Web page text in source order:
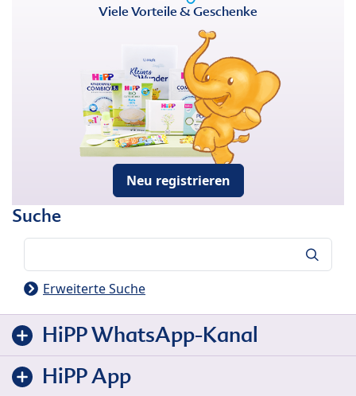
Viele Vorteile & Geschenke
Neu registrieren
Suche
Erweiterte Suche
HiPP WhatsApp-Kanal
HiPP App